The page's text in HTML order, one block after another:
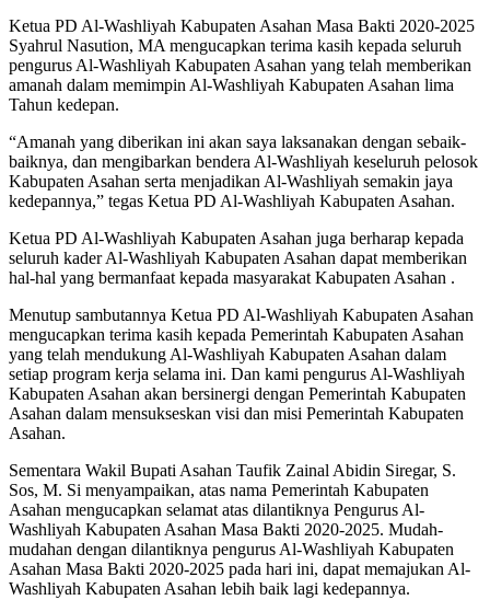
Ketua PD Al-Washliyah Kabupaten Asahan Masa Bakti 2020-2025
Syahrul Nasution, MA mengucapkan terima kasih kepada seluruh
pengurus Al-Washliyah Kabupaten Asahan yang telah memberikan
amanah dalam memimpin Al-Washliyah Kabupaten Asahan lima
Tahun kedepan.
“Amanah yang diberikan ini akan saya laksanakan dengan sebaik-
baiknya, dan mengibarkan bendera Al-Washliyah keseluruh pelosok
Kabupaten Asahan serta menjadikan Al-Washliyah semakin jaya
kedepannya,” tegas Ketua PD Al-Washliyah Kabupaten Asahan.
Ketua PD Al-Washliyah Kabupaten Asahan juga berharap kepada
seluruh kader Al-Washliyah Kabupaten Asahan dapat memberikan
hal-hal yang bermanfaat kepada masyarakat Kabupaten Asahan .
Menutup sambutannya Ketua PD Al-Washliyah Kabupaten Asahan
mengucapkan terima kasih kepada Pemerintah Kabupaten Asahan
yang telah mendukung Al-Washliyah Kabupaten Asahan dalam
setiap program kerja selama ini. Dan kami pengurus Al-Washliyah
Kabupaten Asahan akan bersinergi dengan Pemerintah Kabupaten
Asahan dalam mensukseskan visi dan misi Pemerintah Kabupaten
Asahan.
Sementara Wakil Bupati Asahan Taufik Zainal Abidin Siregar, S.
Sos, M. Si menyampaikan, atas nama Pemerintah Kabupaten
Asahan mengucapkan selamat atas dilantiknya Pengurus Al-
Washliyah Kabupaten Asahan Masa Bakti 2020-2025. Mudah-
mudahan dengan dilantiknya pengurus Al-Washliyah Kabupaten
Asahan Masa Bakti 2020-2025 pada hari ini, dapat memajukan Al-
Washliyah Kabupaten Asahan lebih baik lagi kedepannya.